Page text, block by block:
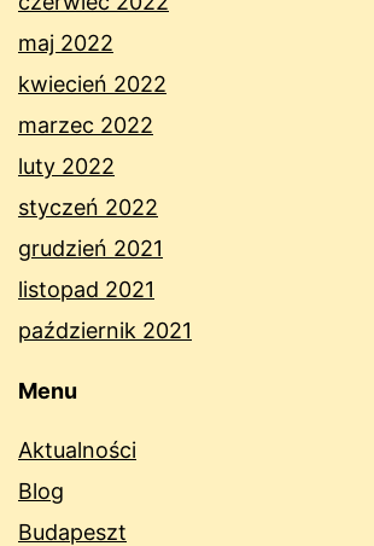
maj 2022
kwiecień 2022
marzec 2022
luty 2022
styczeń 2022
grudzień 2021
listopad 2021
październik 2021
Menu
Aktualności
Blog
Budapeszt